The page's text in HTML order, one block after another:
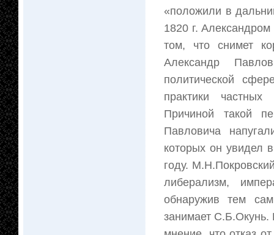
«положили в
1820 г.
том, что снимет
Александр
политической
практики
Причиной такой
Павловича
которых он увидел
году.
либерализм,
обнаружив тем
занимает